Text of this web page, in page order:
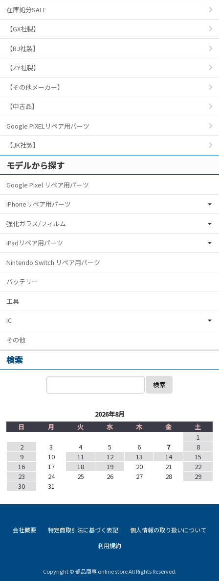
在庫処分SALE
【GX社製】
【RJ社製】
【ZY社製】
【その他メーカー】
【中古品】
Google PIXELリペア用パーツ
【JK社製】
モデルから探す
Google Pixel リペア用パーツ
iPhoneリペア用パーツ
強化ガラス/フィルム
iPadリペア用パーツ
Nintendo Switch リペア用パーツ
バッテリー
工具
IC
その他
検索
検索
2026年8月
日
月 火 水 木 金
土
1
2
3 4 5 6 7
8
9
10 11 12 13 14
15
16
17 18 19 20 21
22
23
24 25 26 27 28
29
30
31
会社概要 特定商取引法に基づく表記
個人情報の取り扱いについて
利用規約
Copyright © 部品商事 online store All Rights Reserved.